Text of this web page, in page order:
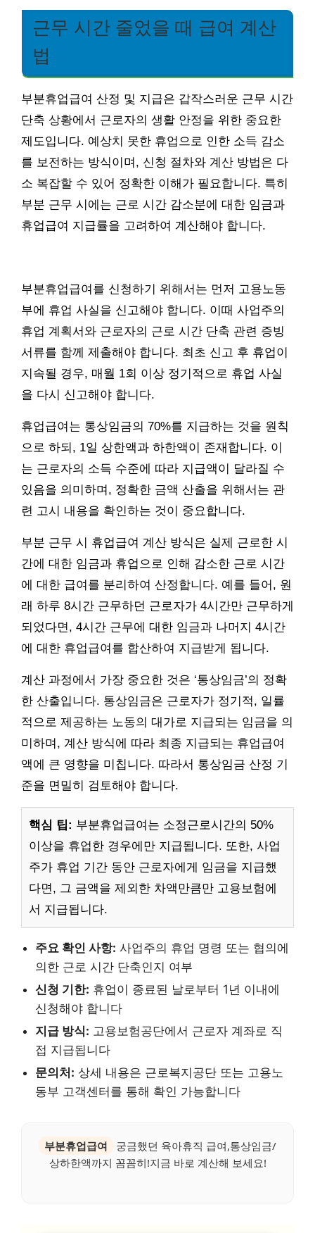
근무 시간 줄었을 때 급여 계산
법
부분휴업급여 산정 및 지급은 갑작스러운 근무 시간
단축 상황에서 근로자의 생활 안정을 위한 중요한
제도입니다. 예상치 못한 휴업으로 인한 소득 감소
를 보전하는 방식이며, 신청 절차와 계산 방법은 다
소 복잡할 수 있어 정확한 이해가 필요합니다. 특히
부분 근무 시에는 근로 시간 감소분에 대한 임금과
휴업급여 지급률을 고려하여 계산해야 합니다.
부분휴업급여를 신청하기 위해서는 먼저 고용노동
부에 휴업 사실을 신고해야 합니다. 이때 사업주의
휴업 계획서와 근로자의 근로 시간 단축 관련 증빙
서류를 함께 제출해야 합니다. 최초 신고 후 휴업이
지속될 경우, 매월 1회 이상 정기적으로 휴업 사실
을 다시 신고해야 합니다.
휴업급여는 통상임금의 70%를 지급하는 것을 원칙
으로 하되, 1일 상한액과 하한액이 존재합니다. 이
는 근로자의 소득 수준에 따라 지급액이 달라질 수
있음을 의미하며, 정확한 금액 산출을 위해서는 관
련 고시 내용을 확인하는 것이 중요합니다.
부분 근무 시 휴업급여 계산 방식은 실제 근로한 시
간에 대한 임금과 휴업으로 인해 감소한 근로 시간
에 대한 급여를 분리하여 산정합니다. 예를 들어, 원
래 하루 8시간 근무하던 근로자가 4시간만 근무하게
되었다면, 4시간 근무에 대한 임금과 나머지 4시간
에 대한 휴업급여를 합산하여 지급받게 됩니다.
계산 과정에서 가장 중요한 것은 ‘통상임금’의 정확
한 산출입니다. 통상임금은 근로자가 정기적, 일률
적으로 제공하는 노동의 대가로 지급되는 임금을 의
미하며, 계산 방식에 따라 최종 지급되는 휴업급여
액에 큰 영향을 미칩니다. 따라서 통상임금 산정 기
준을 면밀히 검토해야 합니다.
핵심 팁: 부분휴업급여는 소정근로시간의 50%
이상을 휴업한 경우에만 지급됩니다. 또한, 사업
주가 휴업 기간 동안 근로자에게 임금을 지급했
다면, 그 금액을 제외한 차액만큼만 고용보험에
서 지급됩니다.
주요 확인 사항: 사업주의 휴업 명령 또는 협의에
의한 근로 시간 단축인지 여부
신청 기한: 휴업이 종료된 날로부터 1년 이내에
신청해야 합니다
지급 방식: 고용보험공단에서 근로자 계좌로 직
접 지급됩니다
문의처: 상세 내용은 근로복지공단 또는 고용노
동부 고객센터를 통해 확인 가능합니다
부분휴업급여
궁금했던 육아휴직 급여,통상임금/
상하한액까지 꼼꼼히!지금 바로 계산해 보세요!